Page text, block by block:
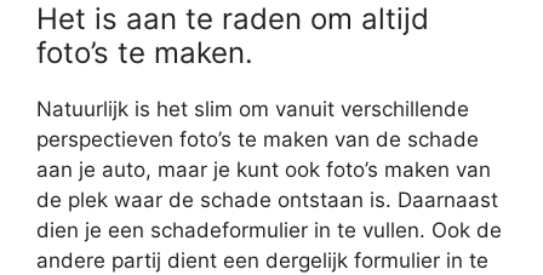
Het is aan te raden om altijd
foto’s te maken.
Natuurlijk is het slim om vanuit verschillende
perspectieven foto’s te maken van de schade
aan je auto, maar je kunt ook foto’s maken van
de plek waar de schade ontstaan is. Daarnaast
dien je een schadeformulier in te vullen. Ook de
andere partij dient een dergelijk formulier in te